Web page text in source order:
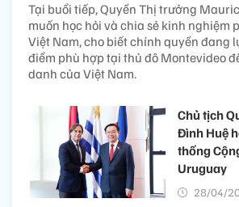
Tại buổi tiếp, Quyền Thị trưởng
muốn học hỏi và chia sẻ kinh nghiệm
Việt Nam, cho biết chính quyền đang
điểm phù hợp tại thủ đô Montevideo
danh của Việt Nam.
Chủ tịch
Đình Huệ
thống
Uruguay
28/04/